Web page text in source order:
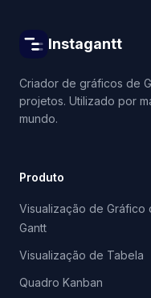
Instagantt
Criador de gráficos de
projetos. Utilizado por
mundo.
Produto
Visualização de Gráfico
Gantt
Visualização de Tabela
Quadro Kanban